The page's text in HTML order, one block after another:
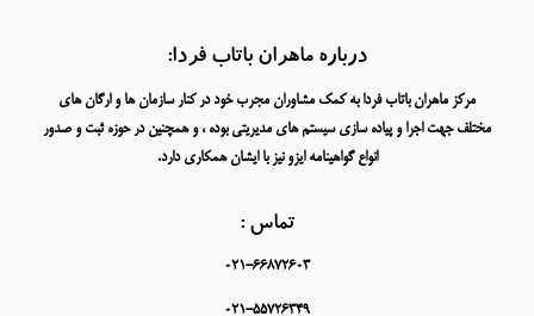
درباره ماهران باتاب فردا:
مرکز ماهران باتاب فردا به کمک مشاوران مجرب خود در کنار سازمان ها و ارگان های
مختلف جهت اجرا و پیاده سازی سیستم های مدیریتی بوده ، و همچنین در حوزه ثبت و صدور
انواع گواهینامه ایزو نیز با ایشان همکاری دارد.
تماس :
021-66872603
021-55726349